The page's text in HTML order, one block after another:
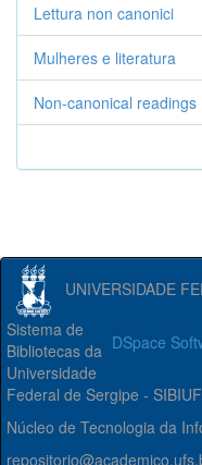
Lettura non canonici
Mulheres e literatura
Non-canonical readings
UNIVERSIDADE
DSpace
Sistema de
Bibliotecas da
Universidade
Federal de Sergipe -
Núcleo de Tecnologia da